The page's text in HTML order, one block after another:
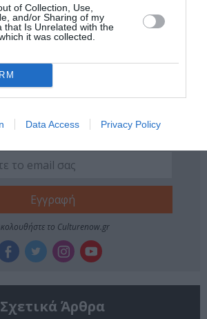
of Collection, Use,
and/or Sharing of my
that Is Unrelated with the
it was collected.
Data Access Privacy Policy
- PERFORMANCE
ΦΕΣΤΙΒΑΛ ΑΘΗΝΩΝ ΚΑΙ ΕΠΙΔΑΥΡΟΥ
e-mail σας τα τελευταία νέα για
το Culturenow.gr
Σχετικά Άρθρα